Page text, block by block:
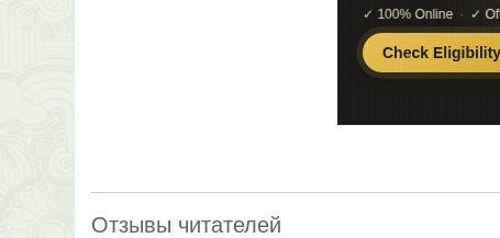
Отзывы читателей